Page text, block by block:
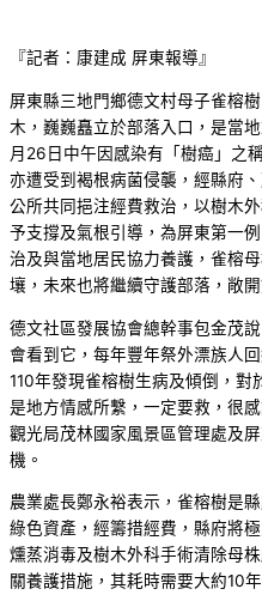
『記者：康建成 屏東報導』
屏東縣三地門鄉德文村母子雀榕
木，巍巍矗立於部落入口，是當
月26日中午因感染有「樹癌」之
亦遭受到褐根病菌侵襲，經縣府
公所共同挹注經費救治，以樹木
予支撐及氣根引導，為屏東第一
治及與當地居民協力養護，雀榕
壤，未來也將繼續守護部落，敞
德文社區發展協會總幹事包金茂
會看到它，每年豐年祭外漂族人
110年發現雀榕樹生病及傾倒，
是地方情感所繫，一定要救，很
觀光局茂林國家風景區管理處及
機。
農業處長鄭永裕表示，雀榕樹是
綠色資產，經籌措經費，縣府將
燻蒸消毒及樹木外科手術清除母
關養護措施，其耗時需要大約10